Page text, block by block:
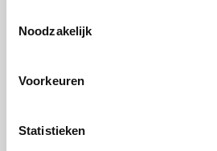
Noodzakelijk
Voorkeuren
Statistieken
In het Miele Experience Center in
tien verschillende ruimtes die
grote bijeenkomsten. De locaties